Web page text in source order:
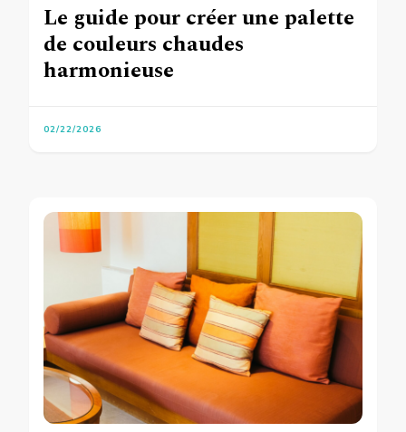
Le guide pour créer une palette
de couleurs chaudes
harmonieuse
02/22/2026